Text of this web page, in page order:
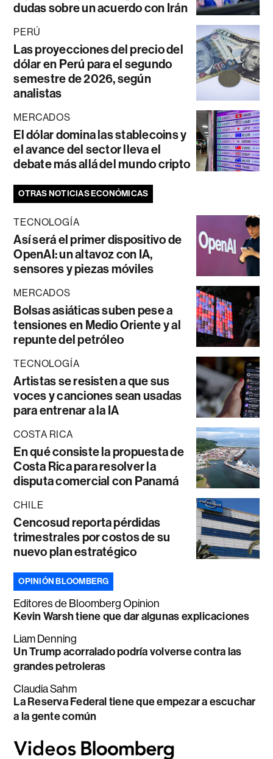
dudas sobre un acuerdo con Irán
PERÚ
Las proyecciones del precio del
dólar en Perú para el segundo
semestre de 2026, según
analistas
MERCADOS
El dólar domina las stablecoins y
el avance del sector lleva el
debate más allá del mundo cripto
OTRAS NOTICIAS ECONÓMICAS
TECNOLOGÍA
Así será el primer dispositivo de
OpenAI: un altavoz con IA,
sensores y piezas móviles
MERCADOS
Bolsas asiáticas suben pese a
tensiones en Medio Oriente y al
repunte del petróleo
TECNOLOGÍA
Artistas se resisten a que sus
voces y canciones sean usadas
para entrenar a la IA
COSTA RICA
En qué consiste la propuesta de
Costa Rica para resolver la
disputa comercial con Panamá
CHILE
Cencosud reporta pérdidas
trimestrales por costos de su
nuevo plan estratégico
OPINIÓN BLOOMBERG
Editores de Bloomberg Opinion
Kevin Warsh tiene que dar algunas explicaciones
Liam Denning
Un Trump acorralado podría volverse contra las
grandes petroleras
Claudia Sahm
La Reserva Federal tiene que empezar a escuchar
a la gente común